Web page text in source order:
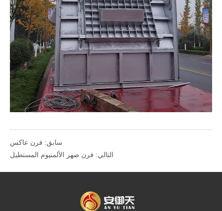
سابق: فرن عاكس
التالي: فرن صهر الألمنيوم المستطيل